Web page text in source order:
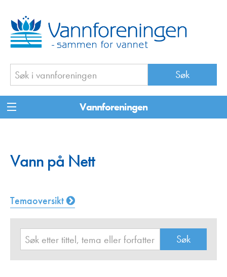
Vannforeningen
Vann på Nett
Temaoversikt